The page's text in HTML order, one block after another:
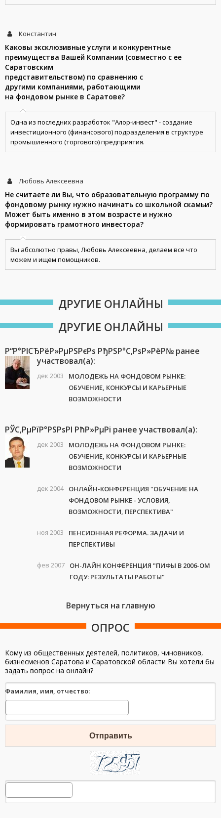
Константин
Каковы эксклюзивные услуги и конкурентные
преимущества Вашей Компании (совместно с ее
Саратовским
представительством) по сравнению с
другими компаниями, работающими
на фондовом рынке в Саратове?
Одна из последних разработок "Алор-инвест" - создание
инвестиционного (финансового) подразделения в структуре
промышленного (торгового) предприятия.
Любовь Алексеевна
Не считаете ли Вы, что образовательную программу по
фондовому рынку нужно начинать со школьной скамьи?
Может быть именно в этом возрасте и нужно
формировать грамотного инвестора?
Вы абсолютно правы, Любовь Алексеевна, делаем все что
можем и ищем помощников.
ДРУГИЕ ОНЛАЙНЫ
ДРУГИЕ ОНЛАЙНЫ
Р“Р°РІСЂРёР»РµРЅРєРѕ РђРЅР°С‚РѕР»РёР№ ранее
участвовал(а):
дек 2003
МОЛОДЕЖЬ НА ФОНДОВОМ РЫНКЕ:
ОБУЧЕНИЕ, КОНКУРСЫ И КАРЬЕРНЫЕ
ВОЗМОЖНОСТИ
РЎС‚РµРїР°РЅРѕРІ РћР»РµРі ранее участвовал(а):
дек 2003
МОЛОДЕЖЬ НА ФОНДОВОМ РЫНКЕ:
ОБУЧЕНИЕ, КОНКУРСЫ И КАРЬЕРНЫЕ
ВОЗМОЖНОСТИ
дек 2004
ОНЛАЙН-КОНФЕРЕНЦИЯ "ОБУЧЕНИЕ НА
ФОНДОВОМ РЫНКЕ - УСЛОВИЯ,
ВОЗМОЖНОСТИ, ПЕРСПЕКТИВА"
ноя 2003
ПЕНСИОННАЯ РЕФОРМА. ЗАДАЧИ И
ПЕРСПЕКТИВЫ
фев 2007
ОН-ЛАЙН КОНФЕРЕНЦИЯ "ПИФЫ В 2006-ОМ
ГОДУ: РЕЗУЛЬТАТЫ РАБОТЫ"
Вернуться на главную
ОПРОС
Кому из общественных деятелей, политиков, чиновников,
бизнесменов Саратова и Саратовской области Вы хотели бы
задать вопрос на онлайн?
Фамилия, имя, отчество:
Отправить